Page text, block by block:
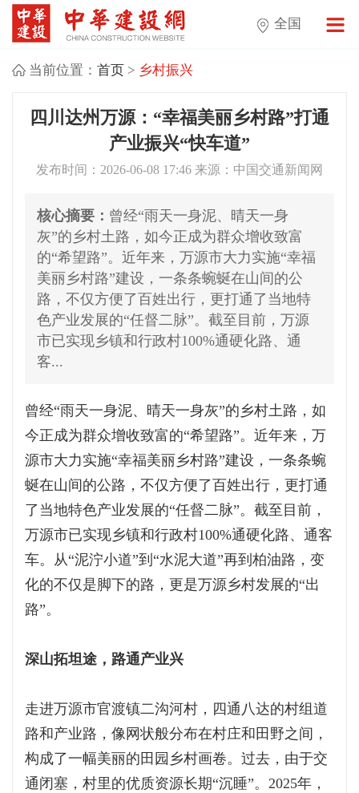
全国
当前位置： 首页> 乡村振兴
四川达州万源：“幸福美丽乡村路”打通
产业振兴“快车道”
发布时间：2026-06-08 17:46 来源：中国交通新闻网
核心摘要： 曾经“雨天一身泥、晴天一身
灰”的乡村土路，如今正成为群众增收致富
的“希望路”。近年来，万源市大力实施“幸福
美丽乡村路”建设，一条条蜿蜒在山间的公
路，不仅方便了百姓出行，更打通了当地特
色产业发展的“任督二脉”。截至目前，万源
市已实现乡镇和行政村100%通硬化路、通
客...
曾经“雨天一身泥、晴天一身灰”的乡村土路，如
今正成为群众增收致富的“希望路”。近年来，万
源市大力实施“幸福美丽乡村路”建设，一条条蜿
蜒在山间的公路，不仅方便了百姓出行，更打通
了当地特色产业发展的“任督二脉”。截至目前，
万源市已实现乡镇和行政村100%通硬化路、通客
车。从“泥泞小道”到“水泥大道”再到柏油路，变
化的不仅是脚下的路，更是万源乡村发展的“出
路”。
深山拓坦途，路通产业兴
走进万源市官渡镇二沟河村，四通八达的村组道
路和产业路，像网状般分布在村庄和田野之间，
构成了一幅美丽的田园乡村画卷。过去，由于交
通闭塞，村里的优质资源长期“沉睡”。2025年，